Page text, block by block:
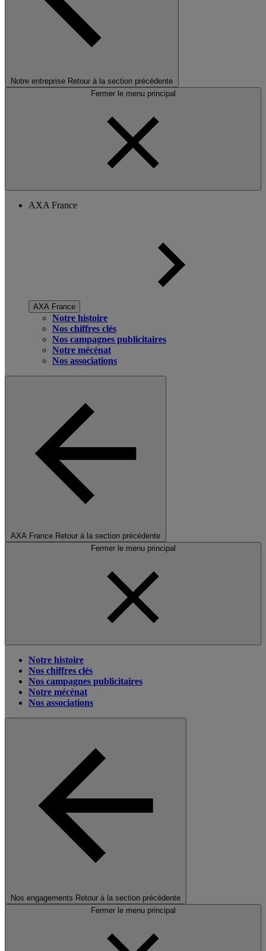
Notre entreprise Retour à la section précédente
Fermer le menu principal
AXA France
AXA France
Notre histoire
Nos chiffres clés
Nos campagnes publicitaires
Notre mécénat
Nos associations
AXA France Retour à la section précédente
Fermer le menu principal
Notre histoire
Nos chiffres clés
Nos campagnes publicitaires
Notre mécénat
Nos associations
Nos engagements Retour à la section précédente
Fermer le menu principal